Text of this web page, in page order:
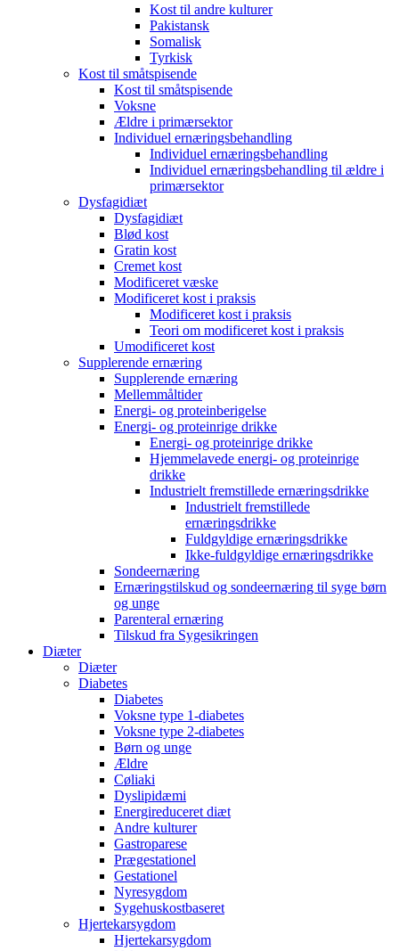
Kost til andre kulturer
Pakistansk
Somalisk
Tyrkisk
Kost til småtspisende
Kost til småtspisende
Voksne
Ældre i primærsektor
Individuel ernæringsbehandling
Individuel ernæringsbehandling
Individuel ernæringsbehandling til ældre i
primærsektor
Dysfagidiæt
Dysfagidiæt
Blød kost
Gratin kost
Cremet kost
Modificeret væske
Modificeret kost i praksis
Modificeret kost i praksis
Teori om modificeret kost i praksis
Umodificeret kost
Supplerende ernæring
Supplerende ernæring
Mellemmåltider
Energi- og proteinberigelse
Energi- og proteinrige drikke
Energi- og proteinrige drikke
Hjemmelavede energi- og proteinrige
drikke
Industrielt fremstillede ernæringsdrikke
Industrielt fremstillede
ernæringsdrikke
Fuldgyldige ernæringsdrikke
Ikke-fuldgyldige ernæringsdrikke
Sondeernæring
Ernæringstilskud og sondeernæring til syge børn
og unge
Parenteral ernæring
Tilskud fra Sygesikringen
Diæter
Diæter
Diabetes
Diabetes
Voksne type 1-diabetes
Voksne type 2-diabetes
Børn og unge
Ældre
Cøliaki
Dyslipidæmi
Energireduceret diæt
Andre kulturer
Gastroparese
Prægestationel
Gestationel
Nyresygdom
Sygehuskostbaseret
Hjertekarsygdom
Hjertekarsygdom